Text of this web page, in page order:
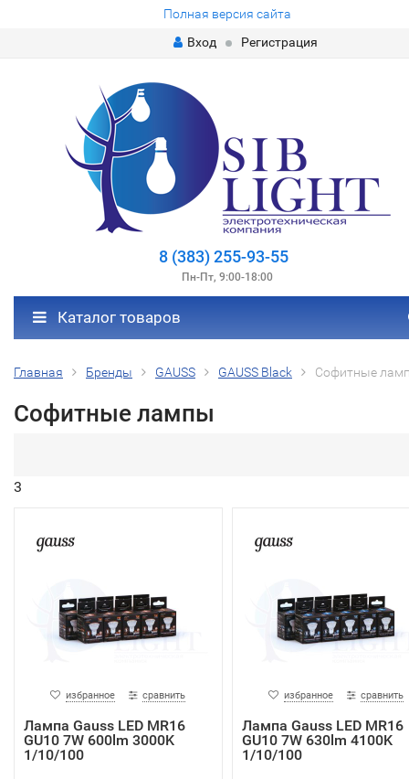
Полная версия сайта
Вход
Регистрация
8 (383) 255-93-55
Пн-Пт, 9:00-18:00
Каталог товаров
Главная Бренды GAUSS GAUSS Black Софитные
Софитные лампы
3
избранное сравнить
Лампа Gauss LED MR16
GU10 7W 600lm 3000K
1/10/100
избранное сравнить
Лампа Gauss LED MR16
GU10 7W 630lm 4100K
1/10/100